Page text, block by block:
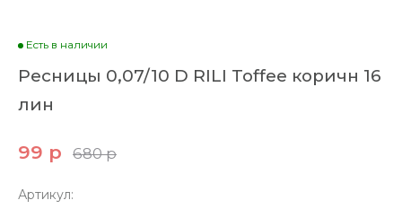
Есть в наличии
Ресницы 0,07/10 D RILI Toffee коричн 16
лин
99 р 680 р
Артикул: